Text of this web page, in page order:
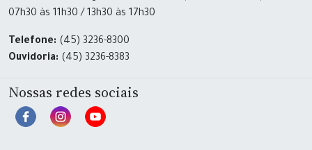
07h30 às 11h30 / 13h30 às 17h30
Telefone: (45) 3236-8300
Ouvidoria: (45) 3236-8383
Nossas redes sociais